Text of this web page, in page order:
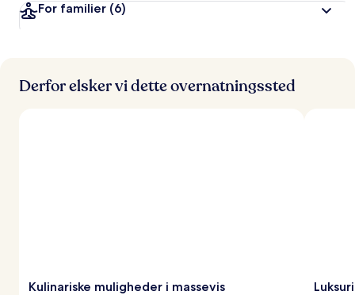
For familier (6)
Derfor elsker vi dette overnatningssted
Kulinariske muligheder i massevis